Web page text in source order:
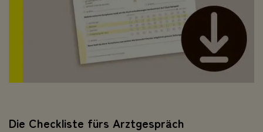
Die Checkliste fürs Arztgespräch